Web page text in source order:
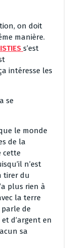
on doit
manière.
s’est
intéresse les
se
le monde
de la
cette
n’est
tirer du
plus rien à
la terre
parle de
d’argent en
sa